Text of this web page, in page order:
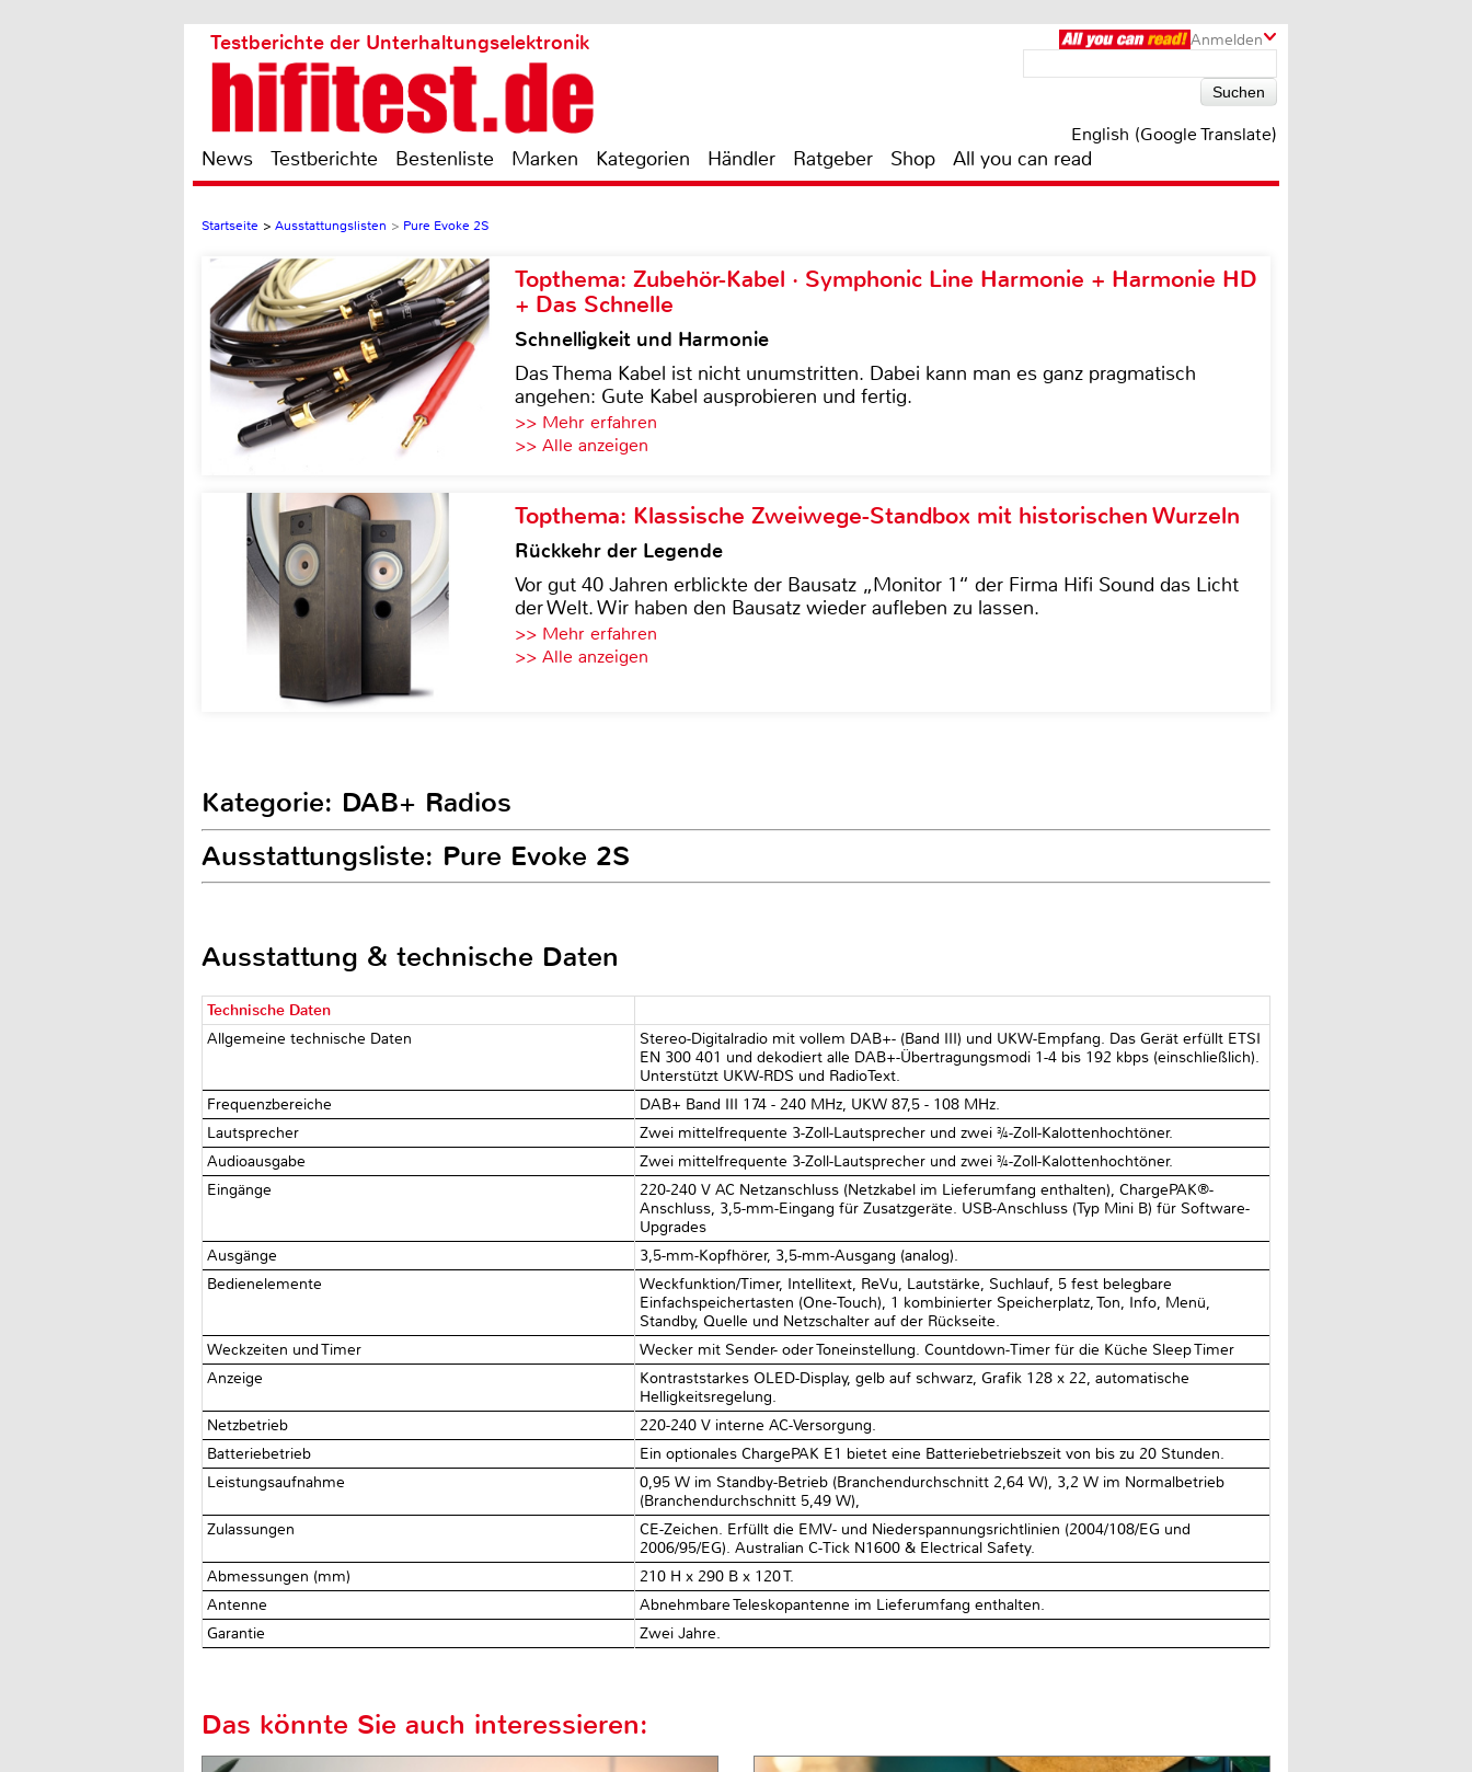
Anmelden
Testberichte der Unterhaltungselektronik
English (Google Translate)
News Testberichte Bestenliste Marken Kategorien Händler Ratgeber Shop All you can read
Startseite > Ausstattungslisten > Pure Evoke 2S
Topthema: Zubehör-Kabel · Symphonic Line Harmonie + Harmonie HD
+ Das Schnelle
Schnelligkeit und Harmonie
Das Thema Kabel ist nicht unumstritten. Dabei kann man es ganz pragmatisch
angehen: Gute Kabel ausprobieren und fertig.
>> Mehr erfahren
>> Alle anzeigen
Topthema: Klassische Zweiwege-Standbox mit historischen Wurzeln
Rückkehr der Legende
Vor gut 40 Jahren erblickte der Bausatz „Monitor 1“ der Firma Hifi Sound das Licht
der Welt. Wir haben den Bausatz wieder aufleben zu lassen.
>> Mehr erfahren
>> Alle anzeigen
Kategorie: DAB+ Radios
Ausstattungsliste: Pure Evoke 2S
Ausstattung & technische Daten
Technische Daten
Allgemeine technische Daten
Stereo-Digitalradio mit vollem DAB+- (Band III) und UKW-Empfang. Das Gerät erfüllt ETSI
EN 300 401 und dekodiert alle DAB+-Übertragungsmodi 1-4 bis 192 kbps (einschließlich).
Unterstützt UKW-RDS und RadioText.
Frequenzbereiche
DAB+ Band III 174 - 240 MHz, UKW 87,5 - 108 MHz.
Lautsprecher
Zwei mittelfrequente 3-Zoll-Lautsprecher und zwei ¾-Zoll-Kalottenhochtöner.
Audioausgabe
Zwei mittelfrequente 3-Zoll-Lautsprecher und zwei ¾-Zoll-Kalottenhochtöner.
Eingänge
220-240 V AC Netzanschluss (Netzkabel im Lieferumfang enthalten), ChargePAK®-
Anschluss, 3,5-mm-Eingang für Zusatzgeräte. USB-Anschluss (Typ Mini B) für Software-
Upgrades
Ausgänge
3,5-mm-Kopfhörer, 3,5-mm-Ausgang (analog).
Bedienelemente
Weckfunktion/Timer, Intellitext, ReVu, Lautstärke, Suchlauf, 5 fest belegbare
Einfachspeichertasten (One-Touch), 1 kombinierter Speicherplatz, Ton, Info, Menü,
Standby, Quelle und Netzschalter auf der Rückseite.
Weckzeiten und Timer
Wecker mit Sender- oder Toneinstellung. Countdown-Timer für die Küche Sleep Timer
Anzeige
Kontraststarkes OLED-Display, gelb auf schwarz, Grafik 128 x 22, automatische
Helligkeitsregelung.
Netzbetrieb
220-240 V interne AC-Versorgung.
Batteriebetrieb
Ein optionales ChargePAK E1 bietet eine Batteriebetriebszeit von bis zu 20 Stunden.
Leistungsaufnahme
0,95 W im Standby-Betrieb (Branchendurchschnitt 2,64 W), 3,2 W im Normalbetrieb
(Branchendurchschnitt 5,49 W),
Zulassungen
CE-Zeichen. Erfüllt die EMV- und Niederspannungsrichtlinien (2004/108/EG und
2006/95/EG). Australian C-Tick N1600 & Electrical Safety.
Abmessungen (mm)
210 H x 290 B x 120 T.
Antenne
Abnehmbare Teleskopantenne im Lieferumfang enthalten.
Garantie
Zwei Jahre.
Das könnte Sie auch interessieren: